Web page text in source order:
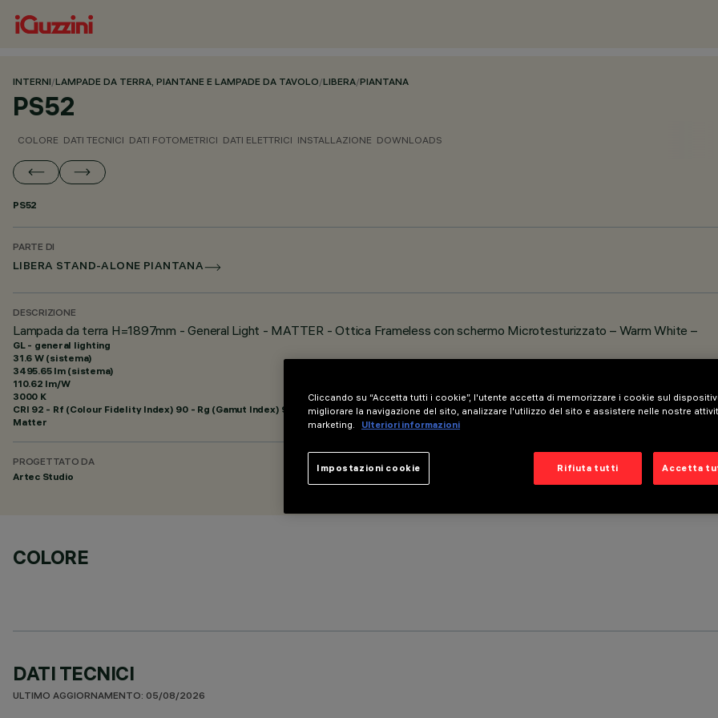
INTERNI/LAMPADE DA TERRA, PIANTANE E LAMPADE DA TAVOLO/LIBERA/PIANTANA
PS52
COLORE DATI TECNICI DATI FOTOMETRICI DATI ELETTRICI INSTALLAZIONE DOWNLOADS
PS52
PARTE DI
LIBERA STAND-ALONE PIANTANA
DESCRIZIONE
Lampada da terra H=1897mm - General Light - MATTER - Ottica Frameless con schermo Microtesturizzato – Warm White –
GL - general lighting
31.6 W (sistema)
3495.65 lm (sistema)
110.62 lm/W
3000 K
CRI 92 - Rf (Colour Fidelity Index) 90 - Rg (Gamut Index) 97
Matter
PROGETTATO DA
Artec Studio
COLORE
DATI TECNICI
ULTIMO AGGIORNAMENTO: 05/08/2026
Cliccando su “Accetta tutti i cookie”, l'utente accetta di memorizzare i cookie sul
migliorare la navigazione del sito, analizzare l'utilizzo del sito e assistere nelle nostre
marketing.
Ulteriori informazioni
Rifiuta tutti Accetta
Impostazioni cookie